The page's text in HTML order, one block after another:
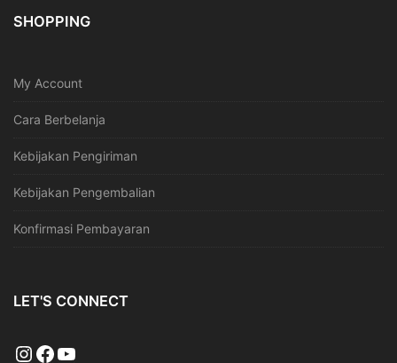
SHOPPING
My Account
Cara Berbelanja
Kebijakan Pengiriman
Kebijakan Pengembalian
Konfirmasi Pembayaran
LET'S CONNECT